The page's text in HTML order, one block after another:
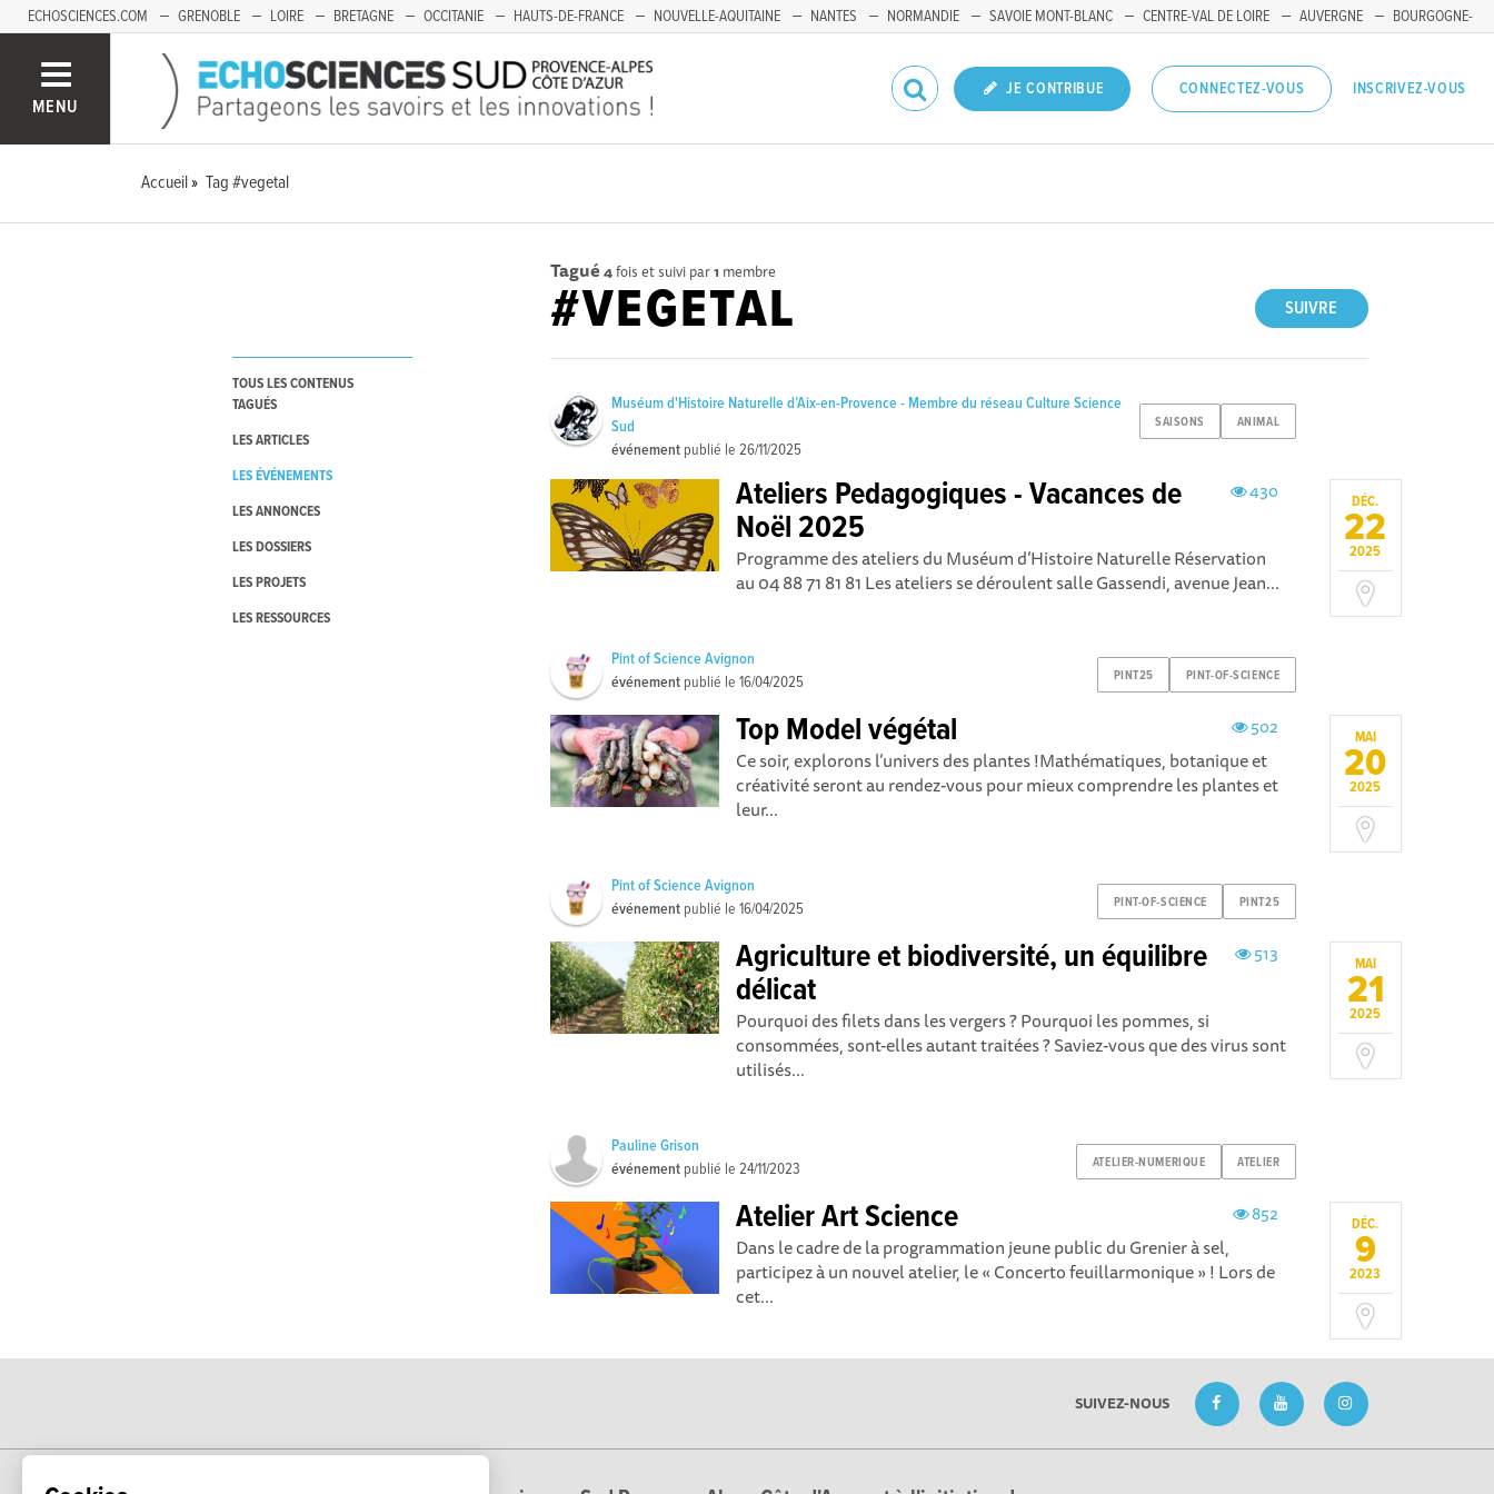
ECHOSCIENCES.COM GRENOBLE LOIRE BRETAGNE OCCITANIE HAUTS-DE-FRANCE NOUVELLE-AQUITAINE NANTES NORMANDIE SAVOIE MONT-BLANC CENTRE-VAL DE LOIRE AUVERGNE
BOURGOGNE-
MENU
JE CONTRIBUE CONNECTEZ-VOUS INSCRIVEZ-VOUS
Accueil Tag #vegetal
TOUS LES CONTENUS
TAGUÉS
LES ARTICLES
LES ÉVÉNEMENTS
LES ANNONCES
LES DOSSIERS
LES PROJETS
LES RESSOURCES
Tagué 4fois et suivi par1 membre
SUIVRE
#VEGETAL
SAISONS ANIMAL
Muséum d'Histoire Naturelle d’Aix-en-Provence - Membre du réseau Culture Science
Sud
événement publié le26/11/2025
DÉC.
22
2025
430
Ateliers Pedagogiques - Vacances de
Noël 2025
Programme des ateliers du Muséum d’Histoire Naturelle Réservation
au 04 88 71 81 81 Les ateliers se déroulent salle Gassendi, avenue Jean...
PINT25 PINT-OF-SCIENCE
Pint of Science Avignon
événement publié le16/04/2025
MAI
20
2025
502
Top Model végétal
Ce soir, explorons l’univers des plantes !Mathématiques, botanique et
créativité seront au rendez-vous pour mieux comprendre les plantes et
leur...
PINT-OF-SCIENCE PINT25
Pint of Science Avignon
événement publié le16/04/2025
MAI
21
2025
513
Agriculture et biodiversité, un équilibre
délicat
Pourquoi des filets dans les vergers ? Pourquoi les pommes, si
consommées, sont-elles autant traitées ? Saviez-vous que des virus sont
utilisés...
ATELIER-NUMERIQUE ATELIER
Pauline Grison
événement publié le24/11/2023
DÉC.
9
2023
852
Atelier Art Science
Dans le cadre de la programmation jeune public du Grenier à sel,
participez à un nouvel atelier, le « Concerto feuillarmonique » ! Lors de
cet...
SUIVEZ-NOUS